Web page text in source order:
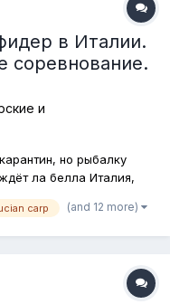
в Италии.
соревнование.
и
но рыбалку
ла белла Италия,
но это уже дело
carp (and 12 more)